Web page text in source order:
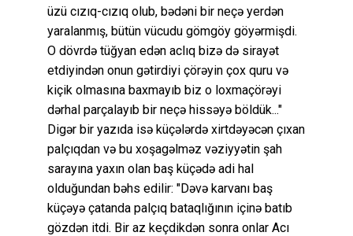
üzü cızıq-cızıq olub, bədəni bir neçə yerdən
yaralanmış, bütün vücudu gömgöy göyərmişdi.
O dövrdə tüğyan edən aclıq bizə də sirayət
etdiyindən onun gətirdiyi çörəyin çox quru və
kiçik olmasına baxmayıb biz o loxmaçörəyi
dərhal parçalayıb bir neçə hissəyə böldük..."
Digər bir yazıda isə küçələrdə xirtdəyəcən çıxan
palçıqdan və bu xoşagəlməz vəziyyətin şah
sarayına yaxın olan baş küçədə adi hal
olduğundan bəhs edilir: "Dəvə karvanı baş
küçəyə çatanda palçıq bataqlığının içinə batıb
gözdən itdi. Bir az keçdikdən sonra onlar Acı